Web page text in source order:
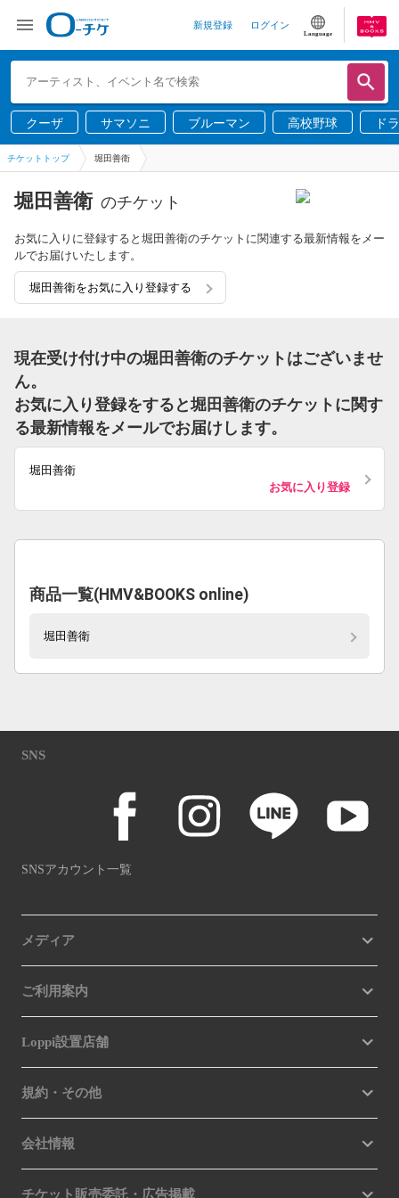
新規登録 ログイン
Language
クーザ サマソニ ブルーマン 高校野球 ド
チケットトップ 堀田善衛
堀田善衛 のチケット
お気に入りに登録すると堀田善衛のチケットに関連する最新情報をメー
ルでお届けいたします。
堀田善衛をお気に入り登録する
現在受け付け中の堀田善衛のチケットはございませ
ん。
お気に入り登録をすると堀田善衛のチケットに関す
る最新情報をメールでお届けします。
堀田善衛
お気に入り登録
商品一覧(HMV&BOOKS online)
堀田善衛
SNS
SNSアカウント一覧
メディア
ご利用案内
Loppi設置店舗
規約・その他
会社情報
チケット販売委託・広告掲載